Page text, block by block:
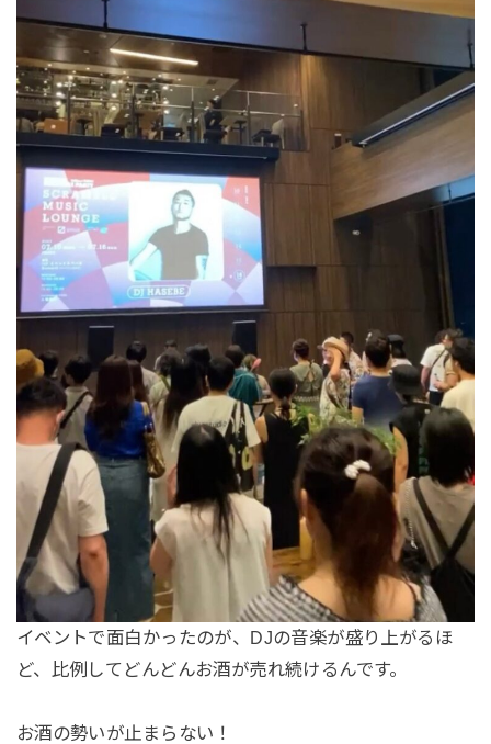
イベントで面白かったのが、DJの音楽が盛り上がるほ
ど、比例してどんどんお酒が売れ続けるんです。
お酒の勢いが止まらない！